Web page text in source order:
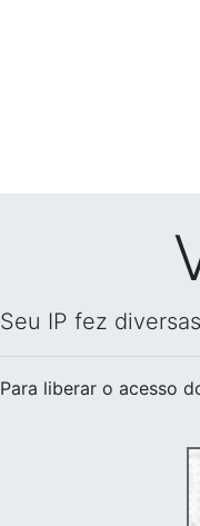
Seu IP fez
Para liberar o acesso